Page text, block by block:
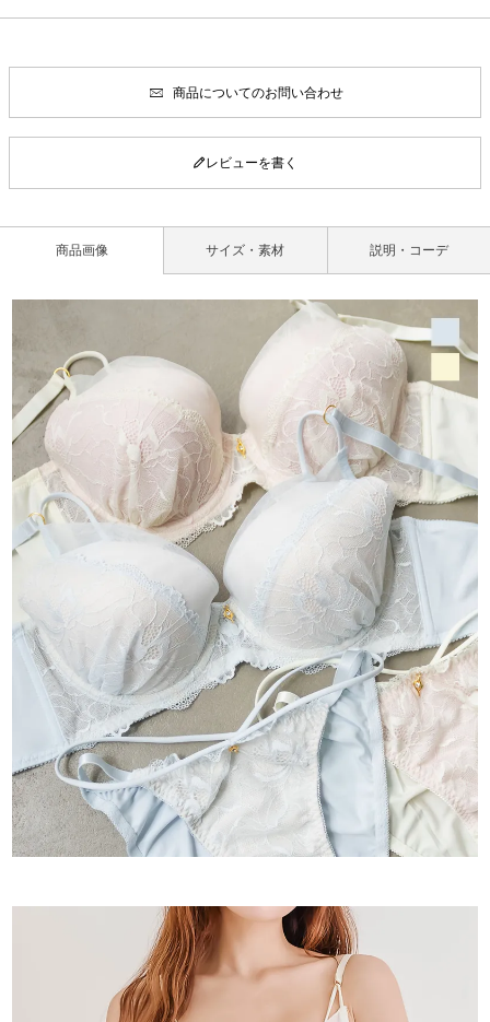
商品についてのお問い合わせ
レビューを書く
商品画像 サイズ・素材 説明・コーデ